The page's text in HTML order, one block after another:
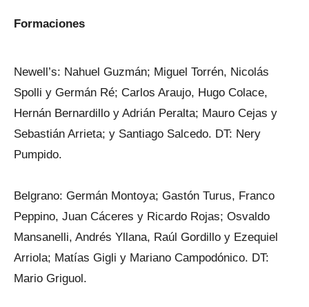
Formaciones
Newell’s: Nahuel Guzmán; Miguel Torrén, Nicolás
Spolli y Germán Ré; Carlos Araujo, Hugo Colace,
Hernán Bernardillo y Adrián Peralta; Mauro Cejas y
Sebastián Arrieta; y Santiago Salcedo. DT: Nery
Pumpido.
Belgrano: Germán Montoya; Gastón Turus, Franco
Peppino, Juan Cáceres y Ricardo Rojas; Osvaldo
Mansanelli, Andrés Yllana, Raúl Gordillo y Ezequiel
Arriola; Matías Gigli y Mariano Campodónico. DT:
Mario Griguol.